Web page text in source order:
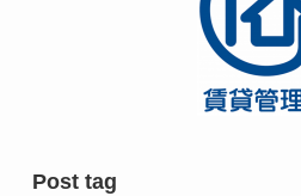
Post tag